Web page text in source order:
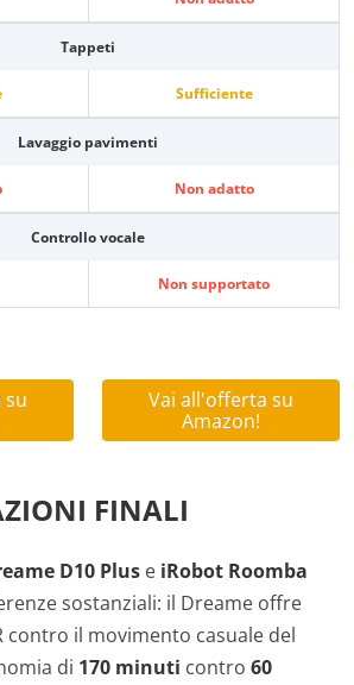
Tappeti
Sufficiente
Lavaggio pavimenti
Non adatto
Controllo vocale
Non supportato
su
Vai all'offerta su
Amazon!
FINALI
D10 Plus e iRobot Roomba
sostanziali: il Dreame offre
contro il movimento casuale del
di 170 minuti contro 60